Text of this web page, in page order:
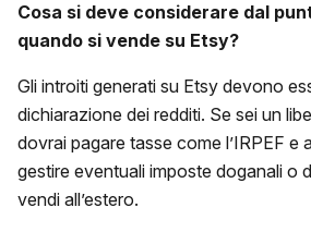
Cosa si deve considerare dal
quando si vende su Etsy?
Gli introiti generati su Etsy devono
dichiarazione dei redditi. Se sei un
dovrai pagare tasse come l’IRPEF e
gestire eventuali imposte doganali o
vendi all’estero.